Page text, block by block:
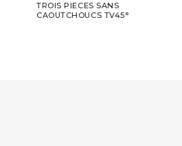
TROIS PIECES SANS
CAOUTCHOUCS TV45°